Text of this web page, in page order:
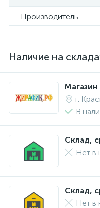
Производитель
Наличие на
г.
В
Склад,
Нет в
Склад,
Нет в